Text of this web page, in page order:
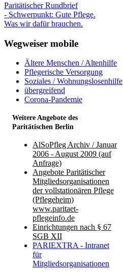
Paritätischer Rundbrief
- Schwerpunkt: Gute Pflege.
Was wir dafür brauchen.
Wegweiser mobile
Ältere Menschen / Altenhilfe
Pflegerische Versorgung
Soziales / Wohnungslosenhilfe
übergreifend
Corona-Pandemie
Weitere Angebote des
Paritätischen Berlin
AlSoPfleg Archiv / Januar
2006 - August 2009 (auf
Anfrage)
Angebote Paritätischer
Mitgliedsorganisationen
der vollstationären Pflege
(Pflegeheim)
www.paritaet-
pflegeinfo.de
Einrichtungen nach § 67
SGB XII
PARIEXTRA - Intranet
für
Mitgliedsorganisationen